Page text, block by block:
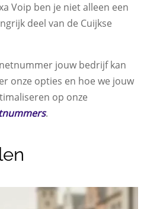
Voip ben je niet alleen een
deel van de Cuijkse
jouw bedrijf kan
onze opties en hoe we jouw
op onze
.